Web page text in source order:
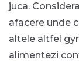
juca.
afacere unde
altele altfel
alimentezi